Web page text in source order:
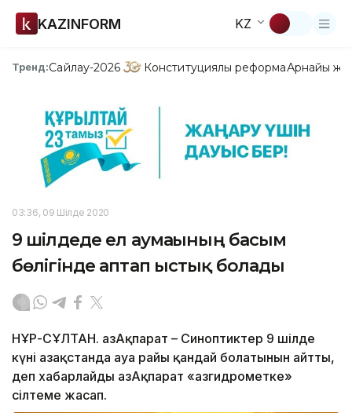
KAZINFORM KZ
Тренд:Сайлау-2026 Конституциялық реформаАрнайы
03:36, 09 Шілде 2020
9 шілдеде ел аумағының басым
бөлігінде аптап ыстық болады
НҰР-СҰЛТАН. ҚазАқпарат – Синоптиктер 9 шілде
күні Қазақстанда ауа райы қандай болатынын айтты,
деп хабарлайды ҚазАқпарат «Қазгидрометке»
сілтеме жасап.